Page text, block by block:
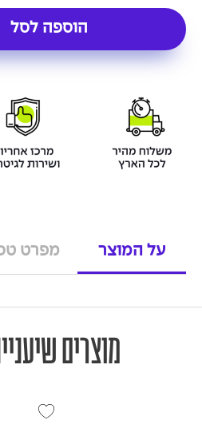
הוספה לסל
על המוצר מפרט
מוצרים